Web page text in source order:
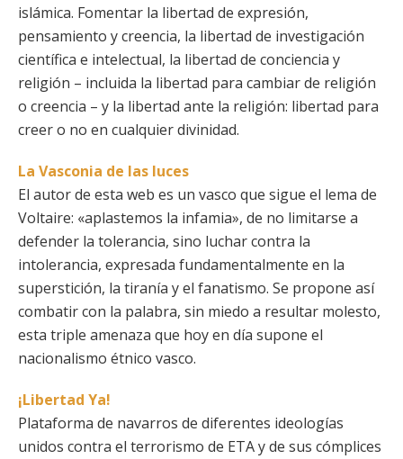
islámica. Fomentar la libertad de expresión,
pensamiento y creencia, la libertad de investigación
científica e intelectual, la libertad de conciencia y
religión – incluida la libertad para cambiar de religión
o creencia – y la libertad ante la religión: libertad para
creer o no en cualquier divinidad.
La Vasconia de las luces
El autor de esta web es un vasco que sigue el lema de
Voltaire: «aplastemos la infamia», de no limitarse a
defender la tolerancia, sino luchar contra la
intolerancia, expresada fundamentalmente en la
superstición, la tiranía y el fanatismo. Se propone así
combatir con la palabra, sin miedo a resultar molesto,
esta triple amenaza que hoy en día supone el
nacionalismo étnico vasco.
¡Libertad Ya!
Plataforma de navarros de diferentes ideologías
unidos contra el terrorismo de ETA y de sus cómplices